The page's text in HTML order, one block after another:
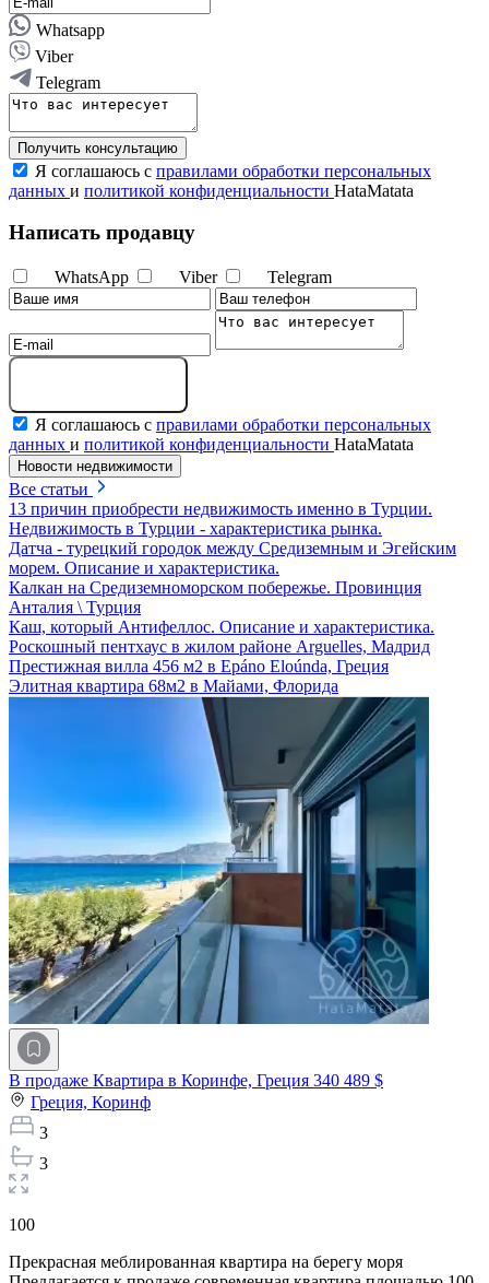
Whatsapp
Viber
Telegram
Получить консультацию
Я соглашаюсь с правилами обработки персональных
данных и политикой конфиденциальности HataMatata
Написать продавцу
WhatsApp Viber Telegram
Я соглашаюсь с правилами обработки персональных
данных и политикой конфиденциальности HataMatata
Новости недвижимости
Все статьи
13 причин приобрести недвижимость именно в Турции.
Недвижимость в Турции - характеристика рынка.
Датча - турецкий городок между Средиземным и Эгейским
морем. Описание и характеристика.
Калкан на Средиземноморском побережье. Провинция
Анталия \ Турция
Каш, который Антифеллос. Описание и характеристика.
Роскошный пентхаус в жилом районе Arguelles, Мадрид
Престижная вилла 456 м2 в Epáno Eloúnda, Греция
Элитная квартира 68м2 в Майами, Флорида
В продаже Квартира в Коринфе, Греция 340 489 $
Греция, Коринф
3
3
100
Прекрасная меблированная квартира на берегу моря